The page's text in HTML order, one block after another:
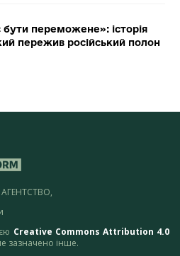
переможене»: історія
пережив російський полон
Creative Commons Attribution 4.0
зазначено інше.